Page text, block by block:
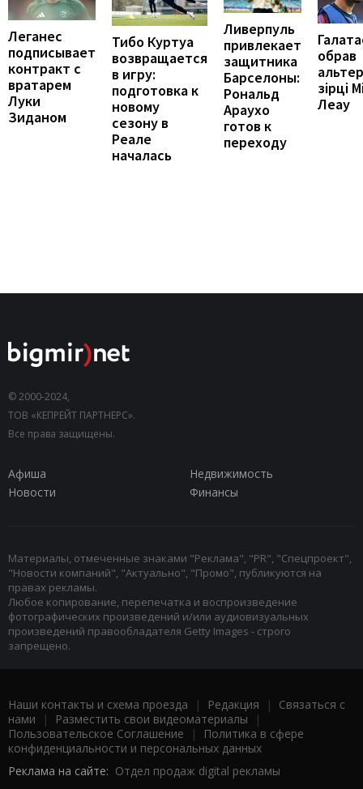
Леганес
подписывает
контракт с
вратарем
Луки
Зиданом
Тибо Куртуа
возвращается
в игру:
подготовка к
новому
сезону в
Реале
началась
Ливерпуль
привлекает
защитника
Барселоны:
Рональд
Араухо
готов к
переходу
обрав
зірці
Леау
© 2000-2024,
ТОВ «КЕПРЕЙТ ПАРТНЕРС».
Все права защищены.
Афиша
Недвижимость
Новости
Финансы
Материалы, отмеченные знаками "Реклама", "PR", "Спецпроект",
"Новости компаний", "Актуально", "Промо", публикуются на
правах рекламы.
Любое копирование, перепечатка и воспроизведение
фотографических произведений и/или аудиовизуальных
произведений правообладателя Getty Images - строго
запрещено.
Наши контакты и схема проезда | Редакция | Связаться с
нами | Разместить свои видеоматериалы |
Пользовательское Соглашение |
Политика в сфере
конфиденциальности и персональных данных
Реклама на сайте: Отдел продаж digital рекламы